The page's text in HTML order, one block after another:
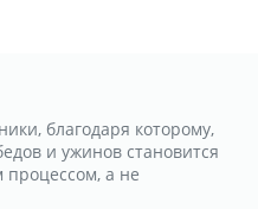
благодаря которому,
и ужинов становится
процессом, а не